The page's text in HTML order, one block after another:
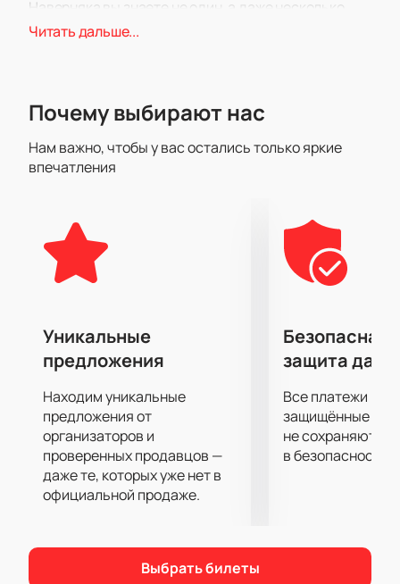
Наверняка вы знаете не один, а даже несколько
вариантов этой сказки, ведь каждый поэт,
артисты взяли на себя смелость поделиться с
истории, от чего она получилась необычной,
интересной, зрелищной и невероятно
Какие бы приключения не поджидали героев,
сказка неизменно остается доброй, поучительной
и волшебной.
Читать дальше...
Почему выбирают нас
Нам важно, чтобы у вас остались только яркие
впечатления
Уникальные
предложения
Находим уникальные
предложения от
организаторов и
проверенных продавцов —
даже те, которых уже нет в
официальной продаже.
Безопасная
защита
Все платежи
защищённые
не сохраняются
в безопасности.
Выбрать билеты